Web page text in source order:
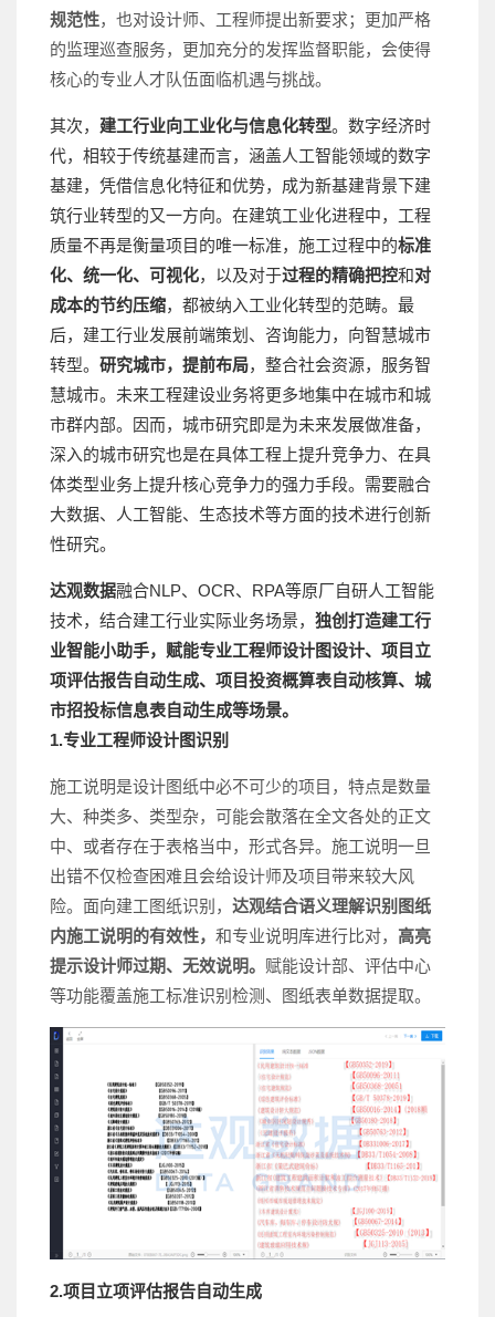
规范性，也对设计师、工程师提出新要求；更加严格
的监理巡查服务，更加充分的发挥监督职能，会使得
核心的专业人才队伍面临机遇与挑战。
其次， 建工行业向工业化与信息化转型。数字经济时
代，相较于传统基建而言，涵盖人工智能领域的数字
基建，凭借信息化特征和优势，成为新基建背景下建
筑行业转型的又一方向。在建筑工业化进程中，工程
质量不再是衡量项目的唯一标准，施工过程中的标准
化、统一化、可视化，以及对于过程的精确把控和对
成本的节约压缩，都被纳入工业化转型的范畴。最
后，建工行业发展前端策划、咨询能力，向智慧城市
转型。 研究城市，提前布局，整合社会资源，服务智
慧城市。未来工程建设业务将更多地集中在城市和城
市群内部。因而，城市研究即是为未来发展做准备，
深入的城市研究也是在具体工程上提升竞争力、在具
体类型业务上提升核心竞争力的强力手段。需要融合
大数据、人工智能、生态技术等方面的技术进行创新
性研究。
达观数据融合NLP、OCR、RPA等原厂自研人工智能
技术，结合建工行业实际业务场景， 独创打造建工行
业智能小助手，赋能专业工程师设计图设计、项目立
项评估报告自动生成、项目投资概算表自动核算、城
市招投标信息表自动生成等场景。
1.专业工程师设计图识别
施工说明是设计图纸中必不可少的项目，特点是数量
大、种类多、类型杂，可能会散落在全文各处的正文
中、或者存在于表格当中，形式各异。施工说明一旦
出错不仅检查困难且会给设计师及项目带来较大风
险。面向建工图纸识别， 达观结合语义理解识别图纸
内施工说明的有效性， 和专业说明库进行比对， 高亮
提示设计师过期、无效说明。 赋能设计部、评估中心
等功能覆盖施工标准识别检测、图纸表单数据提取。
2.项目立项评估报告自动生成